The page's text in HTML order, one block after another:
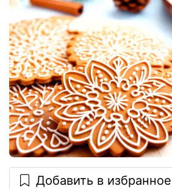
Добавить в избранное